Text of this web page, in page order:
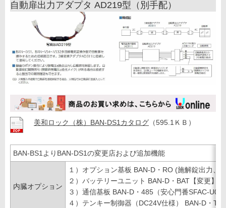
自動扉出力アダプタ AD219型（別手配）
美和ロック（株）BAN-DS1カタログ （595.1ＫＢ）
BAN-BS1よりBAN-DS1の変更店および追加機能
内臓オプション
１）オプション基板 BAN-D・RO (施解錠出力、
２）バッテリーユニット BAN-D・BAT【変更】
３）通信基板 BAN-D・485（安心門番SFAC-U01
４）テンキー制御器（DC24V仕様） BAN-D・